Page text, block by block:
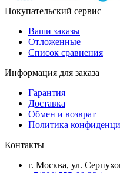
Покупательский сервис
Ваши заказы
Отложенные
Список сравнения
Информация для заказа
Гарантия
Доставка
Обмен и возврат
Политика
Контакты
г. Москва, ул.